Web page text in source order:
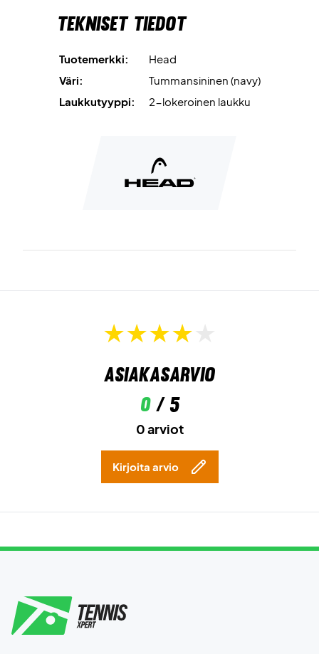
Materiaali:100 % polyesteri.
Tekniset tiedot
Tuotemerkki:
Head
Väri:
Tummansininen (navy)
Laukkutyyppi:
2-lokeroinen laukku
Asiakasarvio
0/ 5
0 arviot
Kirjoita arvio